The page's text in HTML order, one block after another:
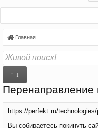
Главная
↑ ↓
Перенаправление
https://perfekt.ru/
Вы собираетесь покинуть